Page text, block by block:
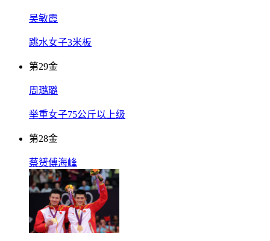
吴敏霞
跳水女子3米板
第29金
周璐璐
举重女子75公斤以上级
第28金
蔡赟傅海峰